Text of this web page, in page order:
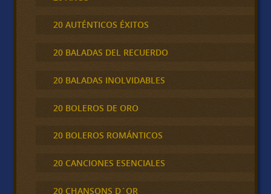
20 AUTÉNTICOS ÉXITOS
20 BALADAS DEL RECUERDO
20 BALADAS INOLVIDABLES
20 BOLEROS DE ORO
20 BOLEROS ROMÁNTICOS
20 CANCIONES ESENCIALES
20 CHANSONS D´OR